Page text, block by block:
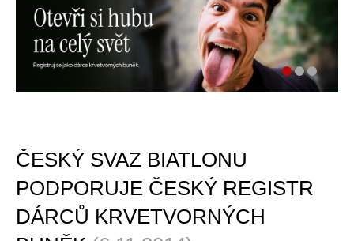
ČESKÝ SVAZ BIATLONU
PODPORUJE ČESKÝ REGISTR
DÁRCŮ KRVETVORNÝCH